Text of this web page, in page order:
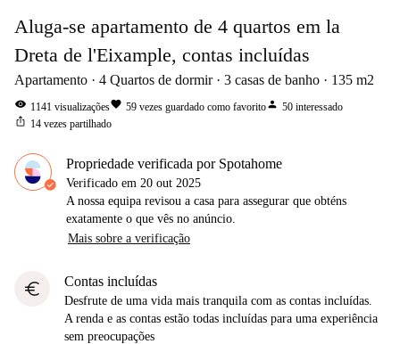
Aluga-se apartamento de 4 quartos em la
Dreta de l'Eixample, contas incluídas
Apartamento 4 Quartos de dormir 3 casas de banho 135 m2
visibility 1141 visualizaçõesfavorite 59 vezes guardado como favoritoperson 50 interessado
ios_share 14 vezes partilhado
Propriedade verificada por Spotahome
Verificado em 20 out 2025
A nossa equipa revisou a casa para assegurar que obténs
exatamente o que vês no anúncio.
Mais sobre a verificação
euro Contas incluídas
Desfrute de uma vida mais tranquila com as contas incluídas.
A renda e as contas estão todas incluídas para uma experiência
sem preocupações